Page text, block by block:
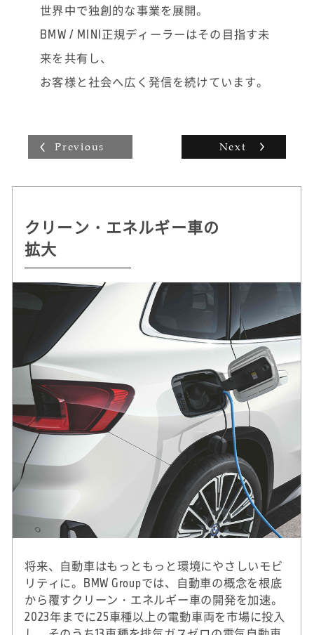
つかは背中に「MINI MEISTER」と書かれたオ
ーバーオールを着るのが目標です。
もしれませんが、女性でも扱いやすい工具も
最近は多々ありますので、男性の仕事と思う
で上を目指せるので、興味があればぜひ飛び
込んでみることをおすすめします。
世界中で独創的な事業を展開。
BMW / MINI正規ディーラーはその目指す未
来を共有し、
お客様と社会へ広く発信を続けています。
クリーン・エネルギー車の
拡大
将来、自動車はもっともっと環境にやさしいモビ
リティに。BMW Groupでは、自動車の概念を根底
から覆すクリーン・エネルギー車の開発を加速。
2023年までに25車種以上の電動車両を市場に投入
持続可能な
クルマづくりを追求
自動運転 /
デジタル・サービスの革新
ドライビング・プレジャー
へのこだわり
Previous Next